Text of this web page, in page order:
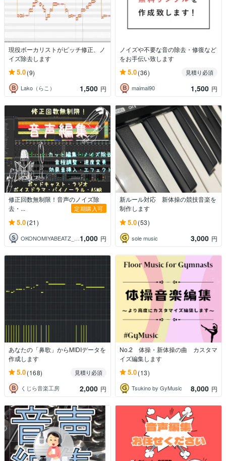
現役ボーカリストがピッチ修正、ノ
イズ除去します
5.0(9)
Lako（らこ） 1,500 円
ノイズや不要な音の除去・修復など
をお手伝い致します
5.0(36)
見積り必須
maimai90
1,500 円
修正回数無制限！音声のノイズ除
去・...
定期購入可
5.0(21)
OKONOMIYABEATZ_MIX師 1,000 円
新ルール対応 新体操の競技音楽を
制作します
5.0(53)
sole music 3,000 円
あなたの「鼻歌」からMIDIデータを
作成します
5.0(168)
見積り必須
くじら音楽工房
2,000 円
No.2 体操・新体操の曲 カスタマ
イズ編集します
5.0(13)
Tsukino by GyMusic 8,000 円